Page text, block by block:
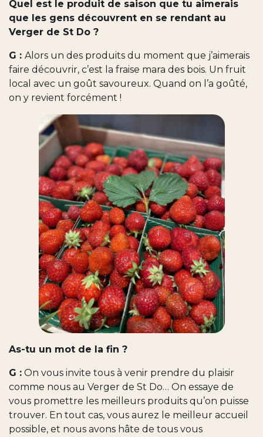
Quel est le produit de saison que tu aimerais
que les gens découvrent en se rendant au
Verger de St Do ?
G : Alors un des produits du moment que j’aimerais
faire découvrir, c’est la fraise mara des bois. Un fruit
local avec un goût savoureux. Quand on l’a goûté,
on y revient forcément !
As-tu un mot de la fin ?
G : On vous invite tous à venir prendre du plaisir
comme nous au Verger de St Do… On essaye de
vous promettre les meilleurs produits qu’on puisse
trouver. En tout cas, vous aurez le meilleur accueil
possible, et nous avons hâte de tous vous